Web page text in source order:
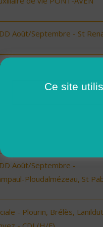
Août/Septembre - St
Brélès, Lanildut,
- CDD ou CDI (H/F)
- Locmaria-Plouzané
Trébabu - CDI (H/F)
Août/Septembre -
Le Conquet/Trébabu (H/
Août/Septembre -
Ploudalmézeau, St
- Plourin, Brélès,
Ce site